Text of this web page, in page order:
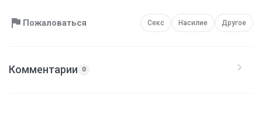
Пожаловаться Секс Насилие Другое
Комментарии 0